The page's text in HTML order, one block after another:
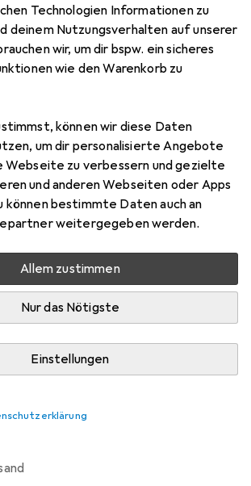
Technologien Informationen zu
deinem Nutzungsverhalten auf unserer
wir, um dir bspw. ein sicheres
wie den Warenkorb zu
können wir diese Daten
um dir personalisierte Angebote
Webseite zu verbessern und gezielte
und anderen Webseiten oder Apps
können bestimmte Daten auch an
weitergegeben werden.
Allem zustimmen
Nur das Nötigste
Einstellungen
IP 65 Socket metal frame
Marke
Mehr von Weidmüller
und Di, 25.8. geliefert
wenn schneller verfügbar
für genaue Lieferzeit